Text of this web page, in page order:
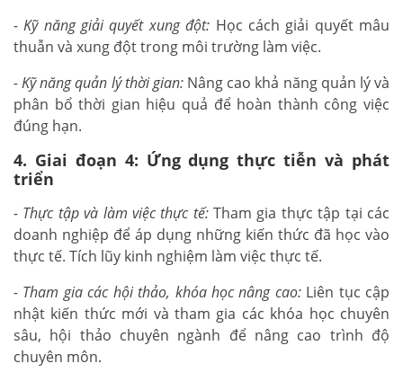
- Kỹ năng giải quyết xung đột: Học cách giải quyết mâu
thuẫn và xung đột trong môi trường làm việc.
- Kỹ năng quản lý thời gian:Nâng cao khả năng quản lý và
phân bổ thời gian hiệu quả để hoàn thành công việc
đúng hạn.
4. Giai đoạn 4: Ứng dụng thực tiễn và phát
triển
- Thực tập và làm việc thực tế:Tham gia thực tập tại các
doanh nghiệp để áp dụng những kiến thức đã học vào
thực tế. Tích lũy kinh nghiệm làm việc thực tế.
- Tham gia các hội thảo, khóa học nâng cao:Liên tục cập
nhật kiến thức mới và tham gia các khóa học chuyên
sâu, hội thảo chuyên ngành để nâng cao trình độ
chuyên môn.